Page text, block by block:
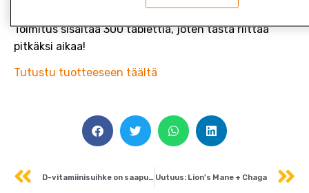
Toimitus sisältää 300 tablettia, joten tästä riittää
pitkäksi aikaa!
Tutustu tuotteeseen täältä
Prev D-vitamiinisuihke on saapunut varastollemme Uutuus: Lion’s Mane + Chaga